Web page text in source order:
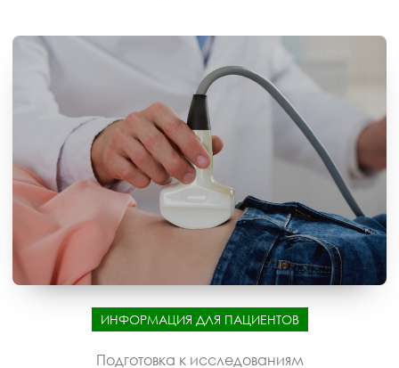
ИНФОРМАЦИЯ ДЛЯ ПАЦИЕНТОВ
Подготовка к исследованиям